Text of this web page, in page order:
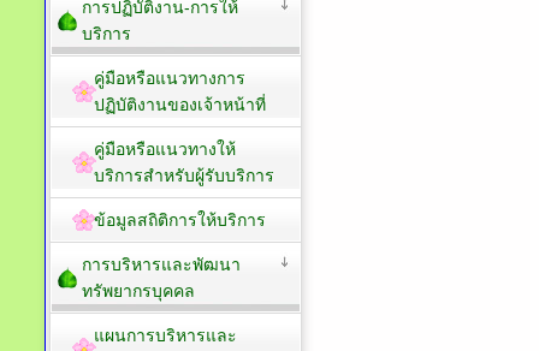
การปฏิบัติงาน-การให้
บริการ
คู่มือหรือแนวทางการ
ปฏิบัติงานของเจ้าหน้าที่
คู่มือหรือแนวทางให้
บริการสำหรับผู้รับบริการ
ข้อมูลสถิติการให้บริการ
การบริหารและพัฒนา
ทรัพยากรบุคคล
แผนการบริหารและ